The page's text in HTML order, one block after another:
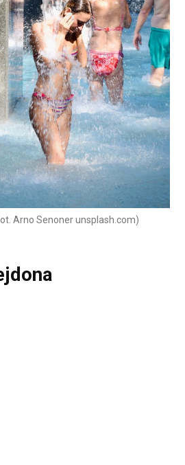
Arno Senoner unsplash.com)